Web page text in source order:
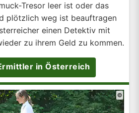
Tresor leer ist oder das
plötzlich weg ist beauftragen
einen Detektiv mit
zu ihrem Geld zu kommen.
in Österreich
©